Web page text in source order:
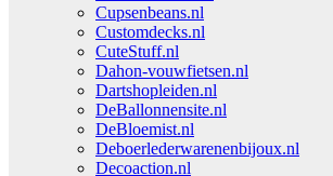
Cupsenbeans.nl
Customdecks.nl
CuteStuff.nl
Dahon-vouwfietsen.nl
Dartshopleiden.nl
DeBallonnensite.nl
DeBloemist.nl
Deboerlederwarenenbijoux.nl
Decoaction.nl